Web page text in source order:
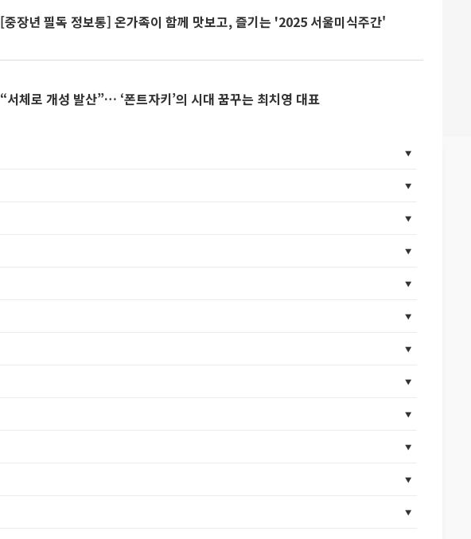
[중장년 필독 정보통] 온가족이 함께 맛보고, 즐기는 '2025 서울미식주간'
“서체로 개성 발산”… ‘폰트자키’의 시대 꿈꾸는 최치영 대표